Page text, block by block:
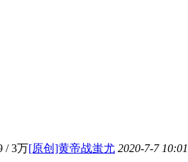
/3万[原创]黄帝战蚩尤 2020-7-7 10:01